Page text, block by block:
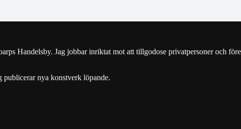
Handelsby. Jag jobbar inriktat mot att tillgodose privatpersoner och
publicerar nya konstverk löpande.